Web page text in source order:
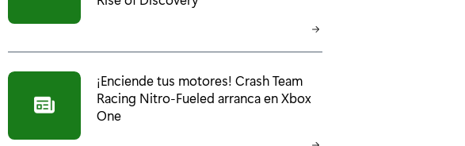
¡Enciende tus motores! Crash Team
Racing Nitro-Fueled arranca en Xbox
One